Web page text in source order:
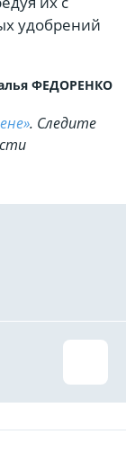
удобрений
ФЕДОРЕНКО
. Cледите